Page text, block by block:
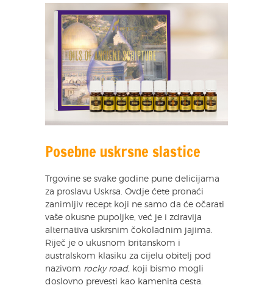
Posebne uskrsne slastice
Trgovine se svake godine pune delicijama
za proslavu Uskrsa. Ovdje ćete pronaći
zanimljiv recept koji ne samo da će očarati
vaše okusne pupoljke, već je i zdravija
alternativa uskrsnim čokoladnim jajima.
Riječ je o ukusnom britanskom i
australskom klasiku za cijelu obitelj pod
nazivom rocky road, koji bismo mogli
doslovno prevesti kao kamenita cesta.